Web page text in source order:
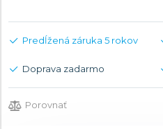
Predĺžená záruka 5 rokov
Doprava zadarmo
Porovnať